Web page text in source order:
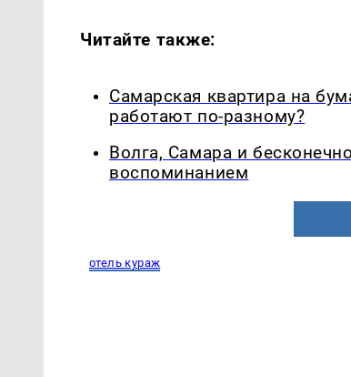
Читайте также:
Самарская квартира на
работают по-разному?
Волга, Самара и
воспоминанием
отель кураж